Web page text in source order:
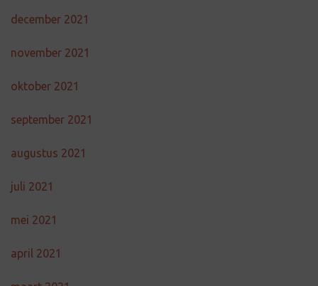
december 2021
november 2021
oktober 2021
september 2021
augustus 2021
juli 2021
mei 2021
april 2021